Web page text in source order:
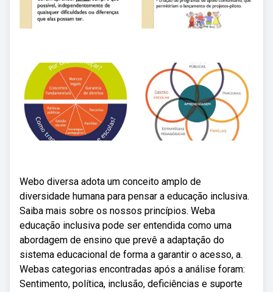
Webo diversa adota um conceito amplo de
diversidade humana para pensar a educação inclusiva.
Saiba mais sobre os nossos princípios. Weba
educação inclusiva pode ser entendida como uma
abordagem de ensino que prevê a adaptação do
sistema educacional de forma a garantir o acesso, a.
Webas categorias encontradas após a análise foram:
Sentimento, política, inclusão, deficiências e suporte